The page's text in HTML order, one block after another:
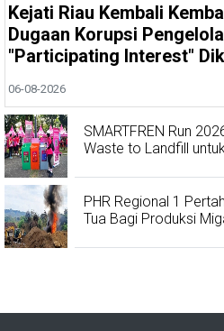
Kejati Riau Kembali
Dugaan Korupsi
"Participating Interest"
06-08-2026
SMARTFREN Run
Waste to Landfill
PHR Regional 1
Tua Bagi Produksi